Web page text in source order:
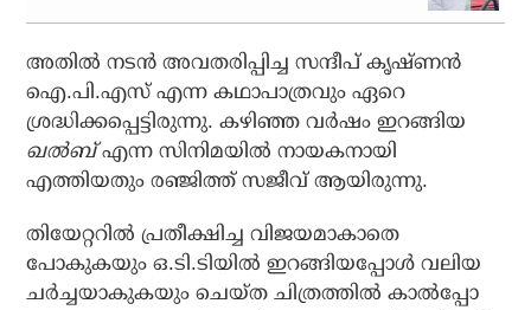
അതില്‍ നടന്‍ അവതരിപ്പിച്ച സന്ദീപ് കൃഷ്ണന്‍
ഐ.പി.എസ് എന്ന കഥാപാത്രവും ഏറെ
ശ്രദ്ധിക്കപ്പെട്ടിരുന്നു. കഴിഞ്ഞ വര്‍ഷം ഇറങ്ങിയ
ഖല്‍ബ്എന്ന സിനിമയില്‍ നായകനായി
എത്തിയതും രഞ്ജിത്ത് സജീവ് ആയിരുന്നു.
തിയേറ്ററില്‍ പ്രതീക്ഷിച്ച വിജയമാകാതെ
പോകുകയും ഒ.ടി.ടിയില്‍ ഇറങ്ങിയപ്പോള്‍ വലിയ
ചര്‍ച്ചയാകുകയും ചെയ്ത ചിത്രത്തില്‍ കാല്‍പ്പോ